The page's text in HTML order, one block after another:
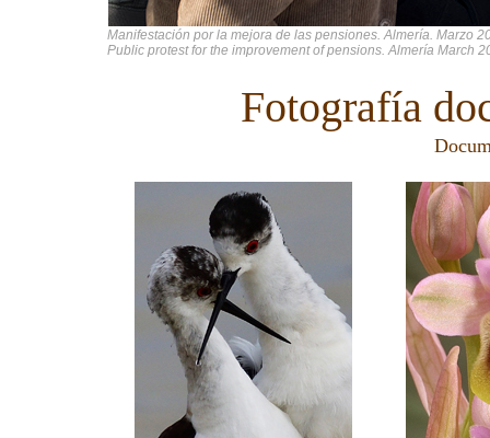
Manifestación por la mejora de las pensiones. Almería. Marzo
Public protest for the improvement of pensions. Almería March
Fotografía